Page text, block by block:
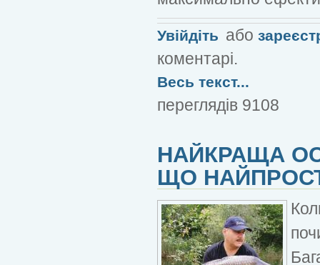
Увійдіть або
коментарі.
Весь текст...
переглядів 9108
НАЙКРАЩА
ЩО